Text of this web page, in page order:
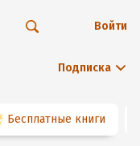
Подписка
Войти
Бесплатные книги